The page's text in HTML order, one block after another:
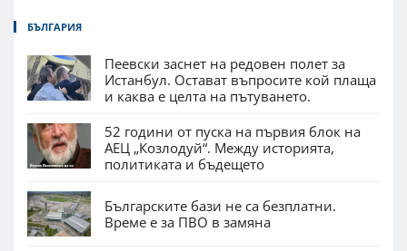
БЪЛГАРИЯ
Пеевски заснет на редовен полет за
Истанбул. Остават въпросите кой плаща
и каква е целта на пътуването.
52 години от пуска на първия блок на
АЕЦ „Козлодуй“. Между историята,
политиката и бъдещето
Българските бази не са безплатни.
Време е за ПВО в замяна